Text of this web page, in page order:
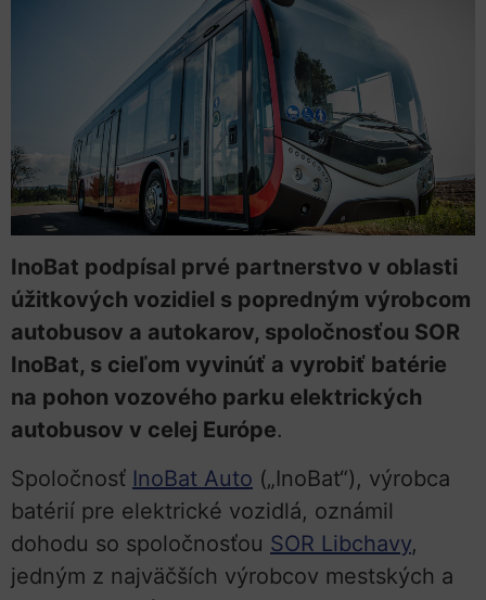
InoBat podpísal prvé partnerstvo v oblasti
úžitkových vozidiel s popredným výrobcom
autobusov a autokarov, spoločnosťou SOR
InoBat, s cieľom vyvinúť a vyrobiť batérie
na pohon vozového parku elektrických
autobusov v celej Európe.
Spoločnosť InoBat Auto („InoBat“), výrobca
batérií pre elektrické vozidlá, oznámil
dohodu so spoločnosťou SOR Libchavy,
jedným z najväčších výrobcov mestských a